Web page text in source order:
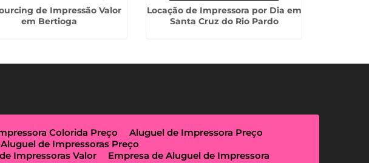
de Impressão Valor
em Bertioga
Locação de Impressora por Dia em
Santa Cruz do Rio Pardo
Colorida Preço
Aluguel de Impressora Preço
Aluguel de Impressoras Preço
Impressoras Valor
Empresa de Aluguel de Impressora